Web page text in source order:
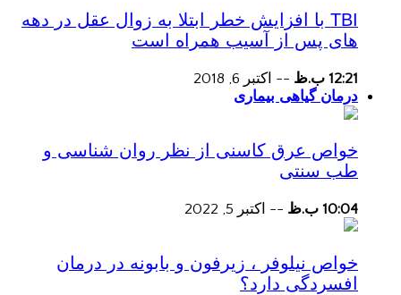
TBI با افزایش خطر ابتلا به زوال عقل در دهه
های پس از آسیب همراه است
12:21 ب.ظ -- اکتبر 6, 2018
درمان گیاهی بیماری
خواص عرق کاسنی از نظر روان شناسی و
طب سنتی
10:04 ب.ظ -- اکتبر 5, 2022
خواص نیلوفر ، زیرفون و بابونه در درمان
افسردگی دارد؟